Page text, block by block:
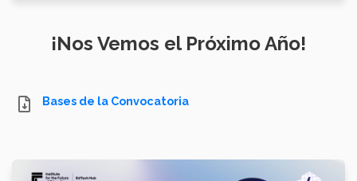
¡Nos Vemos el Próximo Año!
Bases de la Convocatoria